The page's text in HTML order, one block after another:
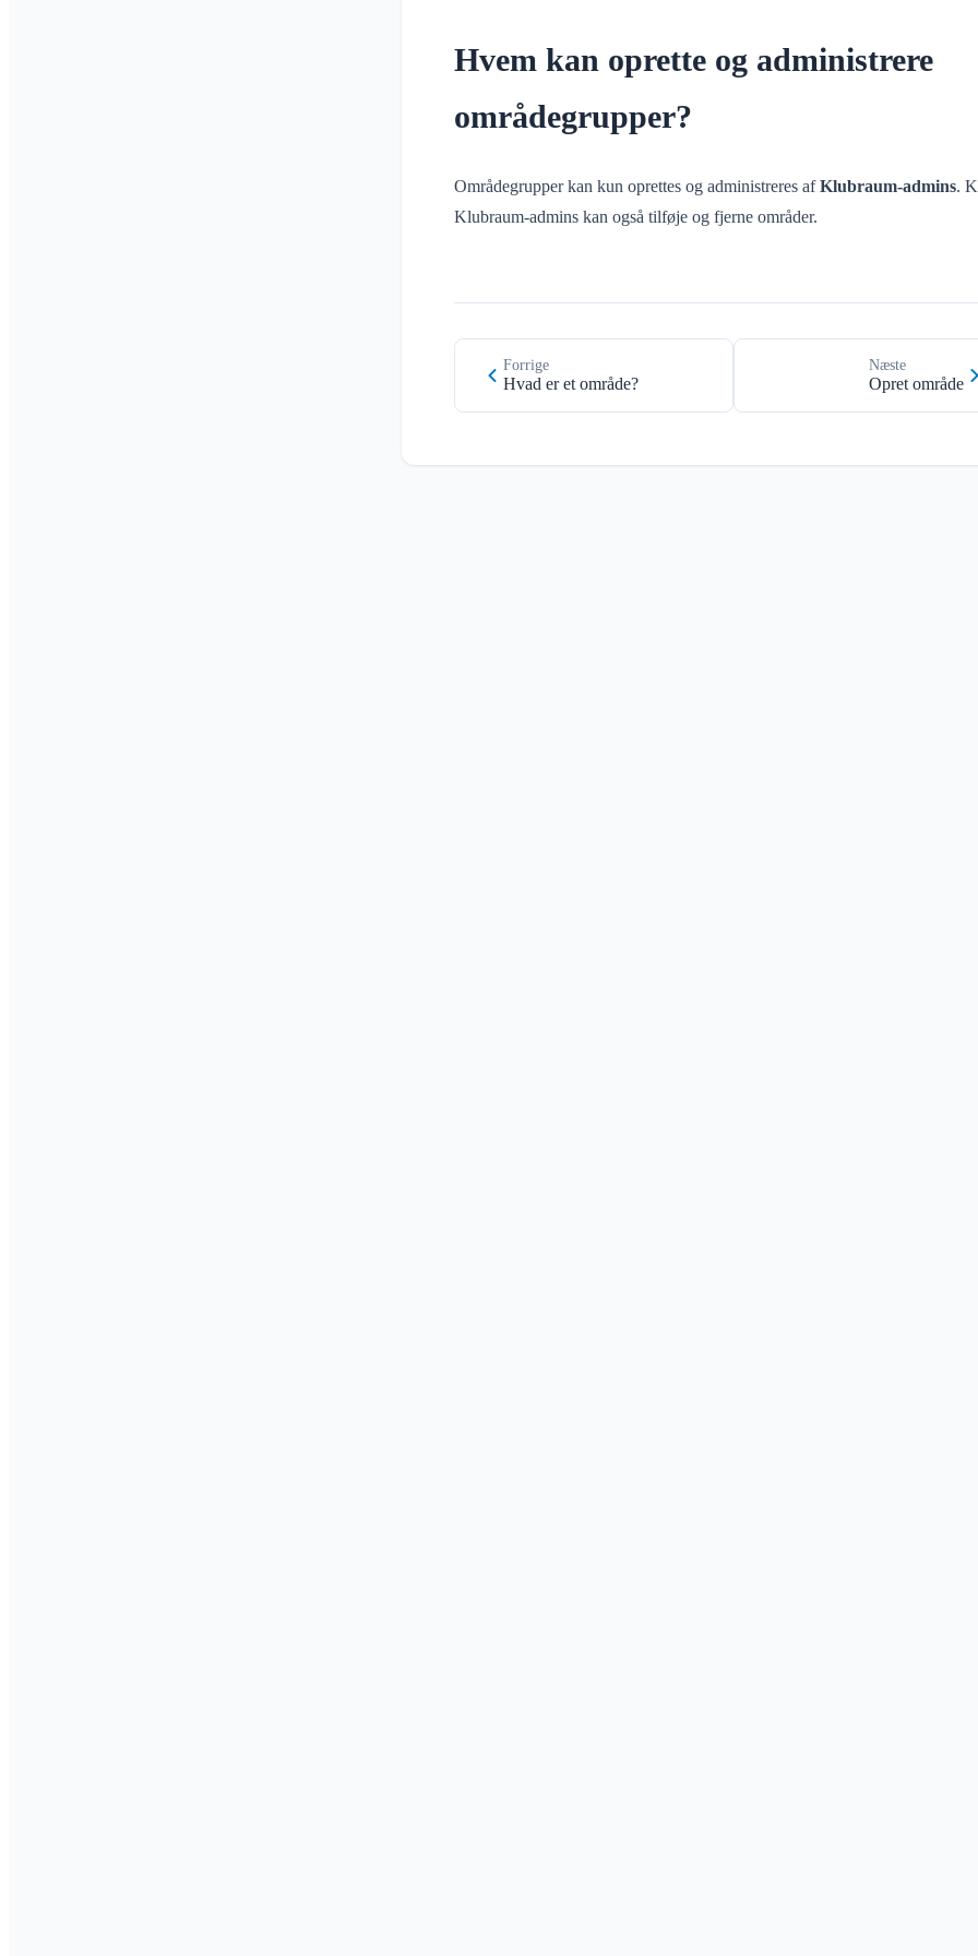
Hvem kan oprette og administrere
områdegrupper?
Områdegrupper kan kun oprettes og administreres afKlubraum-admins.
Klubraum-admins kan også tilføje og fjerne områder.
Forrige
Hvad er et område?
Næste
Opret område